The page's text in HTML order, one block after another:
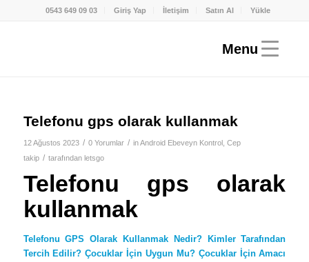
0543 649 09 03 Giriş Yap İletişim Satın Al Yükle
Telefonu gps olarak kullanmak
12 Ağustos 2023 / 0 Yorumlar / inAndroid Ebeveyn Kontrol, Cep
takip / tarafından letsgo
Telefonu gps olarak
kullanmak
Telefonu GPS Olarak Kullanmak Nedir? Kimler Tarafından
Tercih Edilir? Çocuklar İçin Uygun Mu? Çocuklar İçin Amacı